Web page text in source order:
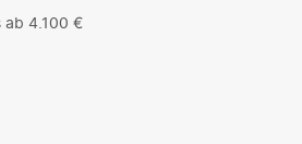
ab 4.100 €